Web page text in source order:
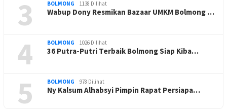
3 BOLMONG 1138 Dilihat
Wabup Dony Resmikan Bazaar UMKM Bolmong …
4 BOLMONG 1026 Dilihat
36 Putra-Putri Terbaik Bolmong Siap Kiba…
5 BOLMONG 978 Dilihat
Ny Kalsum Alhabsyi Pimpin Rapat Persiapa…